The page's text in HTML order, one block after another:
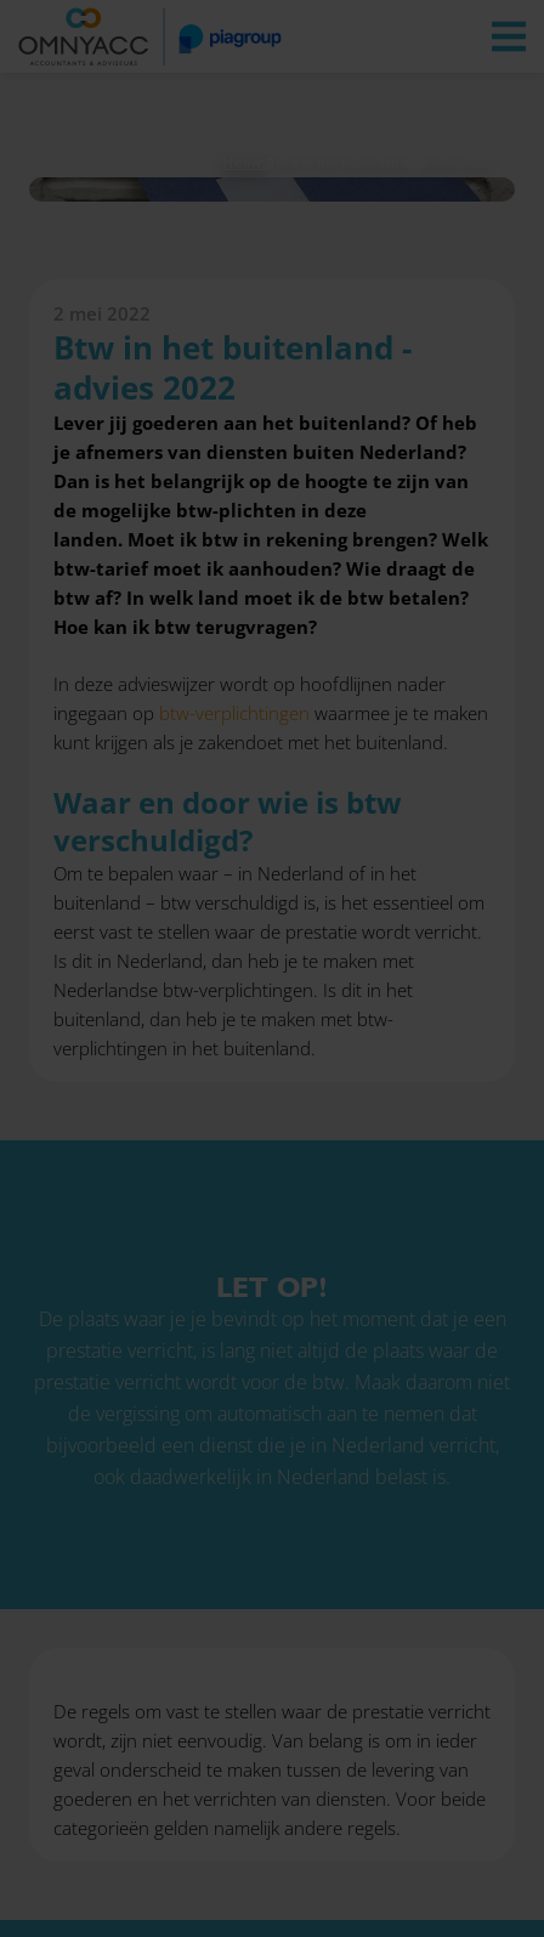
Vestigingen Zoeken
2 mei 2022
Btw in het buitenland -
advies 2022
Lever jij goederen aan het buitenland? Of heb
je afnemers van diensten buiten Nederland?
Dan is het belangrijk op de hoogte te zijn van
de mogelijke btw-plichten in deze
landen. Moet ik btw in rekening brengen? Welk
btw-tarief moet ik aanhouden? Wie draagt de
btw af? In welk land moet ik de btw betalen?
Hoe kan ik btw terugvragen?
In deze advieswijzer wordt op hoofdlijnen nader
ingegaan op btw-verplichtingen waarmee je te maken
kunt krijgen als je zakendoet met het buitenland.
Waar en door wie is btw
verschuldigd?
Om te bepalen waar – in Nederland of in het
buitenland – btw verschuldigd is, is het essentieel om
eerst vast te stellen waar de prestatie wordt verricht.
Is dit in Nederland, dan heb je te maken met
Nederlandse btw-verplichtingen. Is dit in het
buitenland, dan heb je te maken met btw-
verplichtingen in het buitenland.
LET OP!
De plaats waar je je bevindt op het moment dat je een
prestatie verricht, is lang niet altijd de plaats waar de
prestatie verricht wordt voor de btw. Maak daarom niet
de vergissing om automatisch aan te nemen dat
bijvoorbeeld een dienst die je in Nederland verricht,
ook daadwerkelijk in Nederland belast is.
De regels om vast te stellen waar de prestatie verricht
wordt, zijn niet eenvoudig. Van belang is om in ieder
geval onderscheid te maken tussen de levering van
goederen en het verrichten van diensten. Voor beide
categorieën gelden namelijk andere regels.